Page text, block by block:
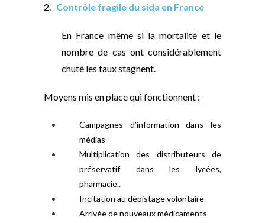
2. Contrôle fragile du sida en France
En France même si la mortalité et le
nombre de cas ont considérablement
chuté les taux stagnent.
Moyens mis en place qui fonctionnent :
Campagnes d’information dans les
médias
Multiplication des distributeurs de
préservatif dans les lycées,
pharmacie..
Incitation au dépistage volontaire
Arrivée de nouveaux médicaments